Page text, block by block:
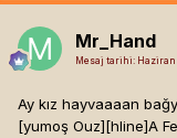
Mr_Hand
Mesaj tarihi: Haziran
Ay kız hayvaaaan
[yumoş Ouz][hline]A